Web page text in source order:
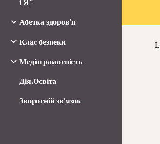
і Я"
Абетка здоров'я
Клас безпеки
Медіаграмотність
Дія.Освіта
Зворотній зв'язок